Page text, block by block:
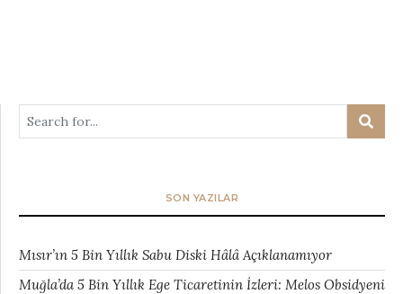
SON YAZILAR
Mısır’ın 5 Bin Yıllık Sabu Diski Hâlâ Açıklanamıyor
Muğla’da 5 Bin Yıllık Ege Ticaretinin İzleri: Melos Obsidyeni